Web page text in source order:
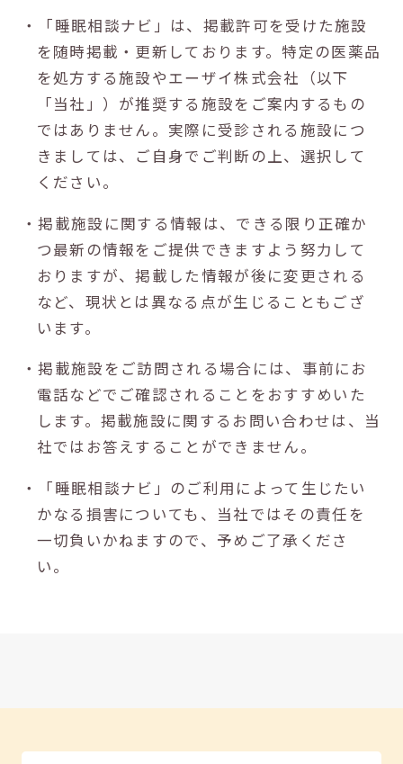
・「睡眠相談ナビ」は、掲載許可を受けた施設
を随時掲載・更新しております。特定の医薬品
を処方する施設やエーザイ株式会社（以下
「当社」）が推奨する施設をご案内するもの
ではありません。実際に受診される施設につ
きましては、ご自身でご判断の上、選択して
ください。
・掲載施設に関する情報は、できる限り正確か
つ最新の情報をご提供できますよう努力して
おりますが、掲載した情報が後に変更される
など、現状とは異なる点が生じることもござ
います。
・掲載施設をご訪問される場合には、事前にお
電話などでご確認されることをおすすめいた
します。掲載施設に関するお問い合わせは、当
社ではお答えすることができません。
・「睡眠相談ナビ」のご利用によって生じたい
かなる損害についても、当社ではその責任を
一切負いかねますので、予めご了承くださ
い。